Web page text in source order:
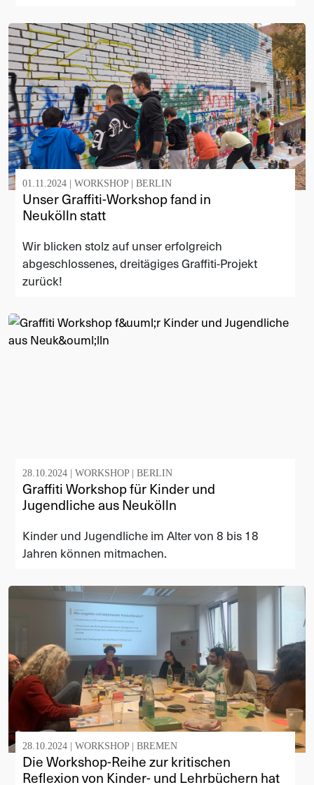
01.11.2024 | WORKSHOP | BERLIN
Unser Graffiti-Workshop fand in
Neukölln statt
Wir blicken stolz auf unser erfolgreich
abgeschlossenes, dreitägiges Graffiti-Projekt
zurück!
28.10.2024 | WORKSHOP BERLIN
Graffiti Workshop für Kinder und
Jugendliche aus Neukölln
Kinder und Jugendliche im Alter von 8 bis 18
Jahren können mitmachen.
28.10.2024 | WORKSHOP BREMEN
Die Workshop-Reihe zur kritischen
Reflexion von Kinder- und Lehrbüchern hat